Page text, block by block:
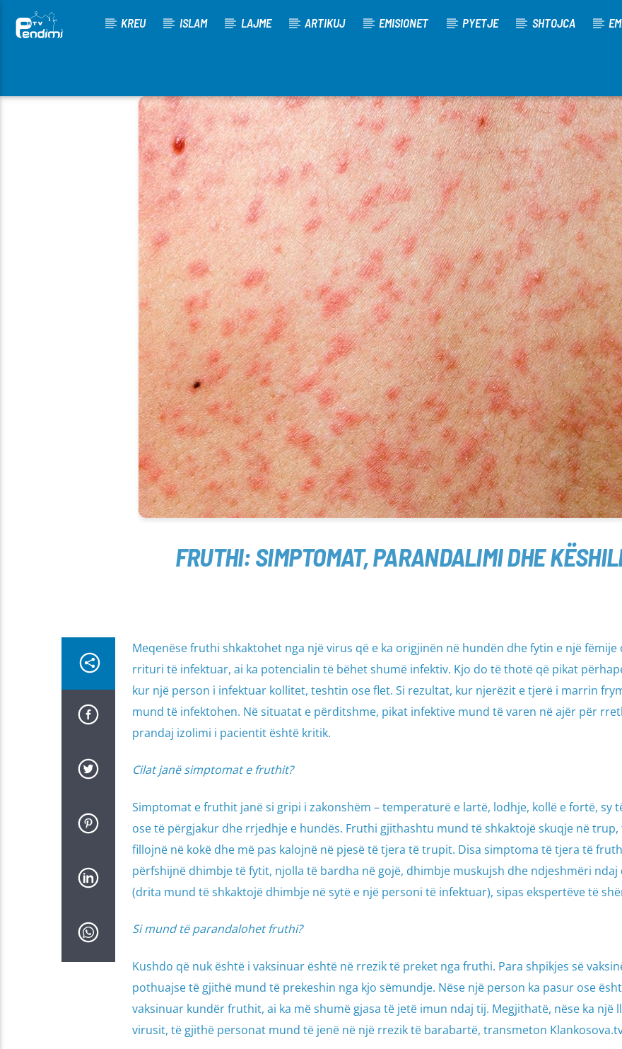
KREU ISLAM LAJME ARTIKUJ EMISIONET PYETJE SHTOJCA
[There are no radio stations in the database]
FRUTHI: SIMPTOMAT, PARANDALIMI DHE
Meqenëse fruthi shkaktohet nga një virus që e ka origjinën në hundën dhe fytin e një fëmije
rrituri të infektuar, ai ka potencialin të bëhet shumë infektiv. Kjo do të thotë që pikat
kur një person i infektuar kollitet, teshtin ose flet. Si rezultat, kur njerëzit e tjerë i marrin
mund të infektohen. Në situatat e përditshme, pikat infektive mund të varen në ajër për
prandaj izolimi i pacientit është kritik.
Cilat janë simptomat e fruthit?
Simptomat e fruthit janë si gripi i zakonshëm – temperaturë e lartë, lodhje, kollë e fortë, sy
ose të përgjakur dhe rrjedhje e hundës. Fruthi gjithashtu mund të shkaktojë skuqje në trup,
fillojnë në kokë dhe më pas kalojnë në pjesë të tjera të trupit. Disa simptoma të tjera të
përfshijnë dhimbje të fytit, njolla të bardha në gojë, dhimbje muskujsh dhe ndjeshmëri ndaj
(drita mund të shkaktojë dhimbje në sytë e një personi të infektuar), sipas ekspertëve të
Si mund të parandalohet fruthi?
Kushdo që nuk është i vaksinuar është në rrezik të preket nga fruthi. Para shpikjes së
pothuajse të gjithë mund të prekeshin nga kjo sëmundje. Nëse një person ka pasur ose
vaksinuar kundër fruthit, ai ka më shumë gjasa të jetë imun ndaj tij. Megjithatë, nëse ka një
virusit, të gjithë personat mund të jenë në një rrezik të barabartë, transmeton